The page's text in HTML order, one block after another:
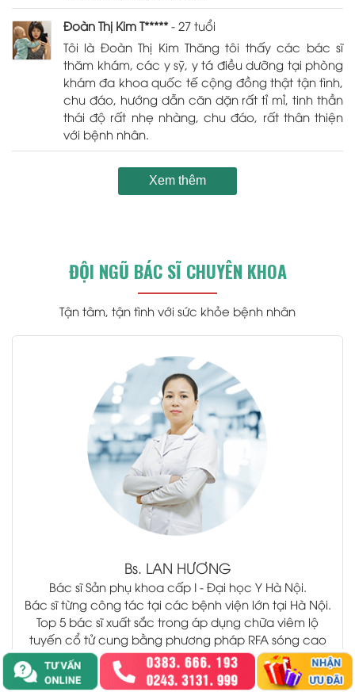
Đoàn Thị Kim T***** - 27 tuổi
Tôi là Đoàn Thị Kim Thăng tôi thấy các bác sĩ
thăm khám, các y sỹ, y tá điều dưỡng tại phòng
khám đa khoa quốc tế cộng đồng thật tận tình,
chu đáo, hướng dẫn căn dặn rất tỉ mỉ, tinh thần
thái độ rất nhẹ nhàng, chu đáo, rất thân thiện
với bệnh nhân.
Xem thêm
ĐỘI NGŨ BÁC SĨ CHUYÊN KHOA
Tận tâm, tận tình với sức khỏe bệnh nhân
Bs. LAN HƯƠNG
Bác sĩ Sản phụ khoa cấp I - Đại học Y Hà Nội.
Bác sĩ từng công tác tại các bệnh viện lớn tại Hà Nội.
Top 5 bác sĩ xuất sắc trong áp dụng chữa viêm lộ
tuyến cổ tử cung bằng phương pháp RFA sóng cao
tần Không Đốt.
Hơn 20 Năm kinh nghiệm chuyên môn trong lĩnh vực